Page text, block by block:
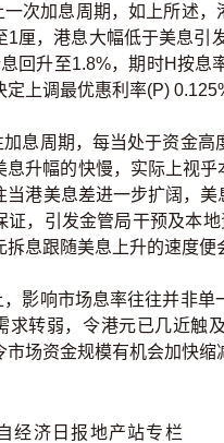
加息周期，如上所述，
1厘，港息大幅低于美息引
回升至1.8%，期时H按息
定上调最优惠利率(P)
周期，每当处于资金高
息升幅的快慢，实际上视
当港美息差进一步扩阔，
证，引发金管局干预及本
拆息跟随美息上升的速度便
响市场息率往往并非单
求转弱，令港元已几近触
市场资金规模有机会加快缩
经济日报地产站专栏